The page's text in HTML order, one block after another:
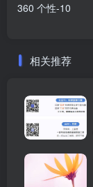
360 个性-10
相关推荐